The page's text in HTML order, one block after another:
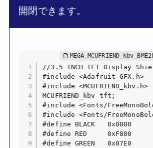
開閉できます。
//3.5 INCH TFT Display
#include
#include
MCUFRIEND_kbv tft;
#include <Fonts/
#include <Fonts/
#define BLACK   0x0000
#define RED     0xF800
#define GREEN   0x07E0